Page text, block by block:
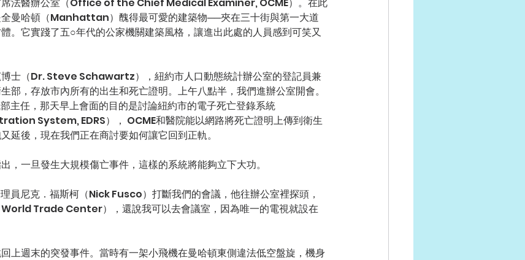
全曼哈頓（Manhattan）醜得最可愛的建築物──夾在三十街與第一大道
。它實踐了五○年代的公家機關建築風格，讓進出此處的人員感到可笑又
博士（Dr. Steve Schawartz），紐約市人口動態統計辦公室的登記員兼
部，存放市內所有的出生和死亡證明。上午八點半，我們進辦公室開會。
主任，那天早上會面的目的是討論紐約市的電子死亡登錄系統
System, EDRS）， OCME和醫院能以網路將死亡證明上傳到衛生
延後，現在我們正在商討要如何讓它回到正軌。
，一旦發生大規模傷亡事件，這樣的系統將能夠立下大功。
員尼克．福斯柯（Nick Fusco）打斷我們的會議，他往辦公室裡探頭，
World Trade Center），還說我可以去會議室，因為唯一的電視就設在
上週末的突發事件。當時有一架小飛機在曼哈頓東側違法低空盤旋，機身